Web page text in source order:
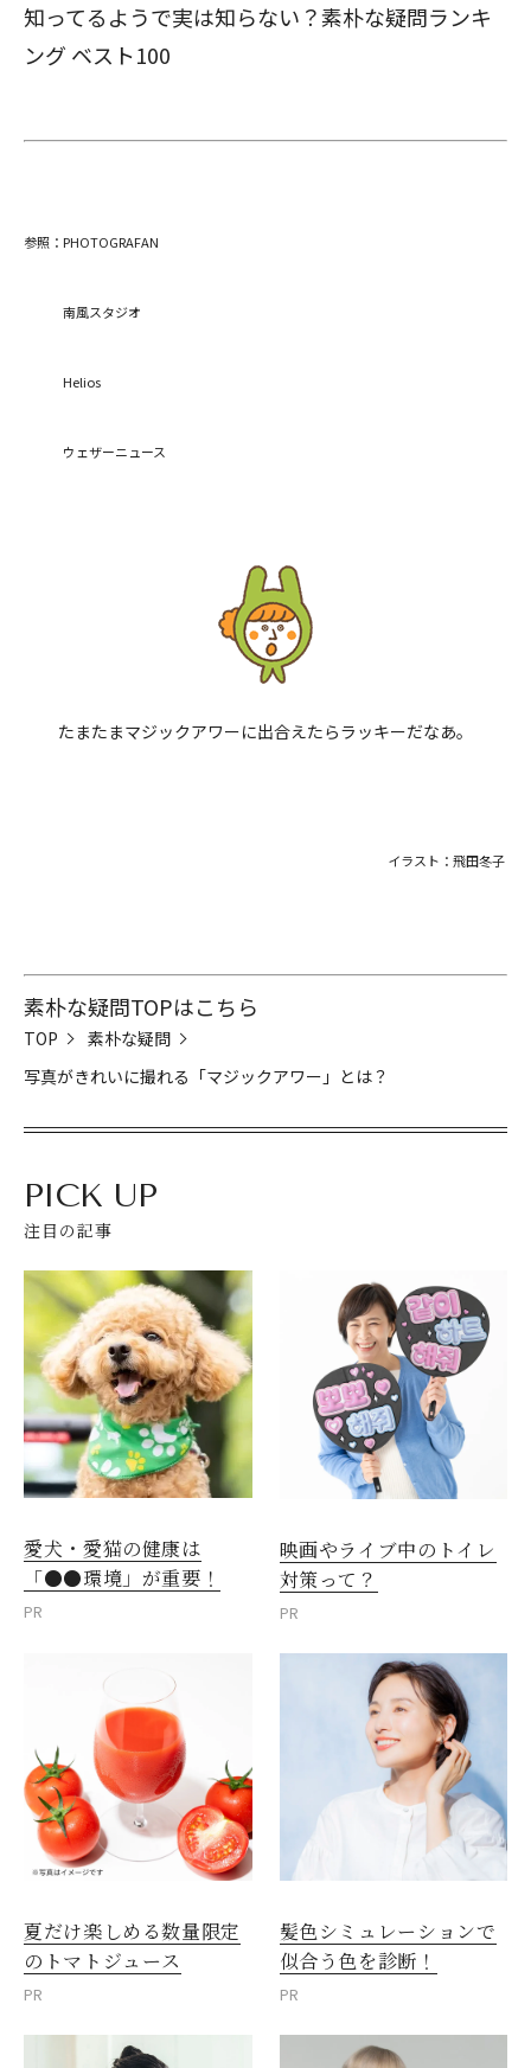
知ってるようで実は知らない？素朴な疑問ランキ
ング ベスト100
参照： PHOTOGRAFAN
南風スタジオ
Helios
ウェザーニュース
たまたまマジックアワーに出合えたらラッキーだなあ。
イラスト：飛田冬子
素朴な疑問TOPはこちら
TOP
素朴な疑問
写真がきれいに撮れる「マジックアワー」とは？
PICK UP
注目の記事
愛犬・愛猫の健康は
「●●環境」が重要！
PR
映画やライブ中のトイレ
対策って？
PR
夏だけ楽しめる数量限定
のトマトジュース
PR
髪色シミュレーションで
似合う色を診断！
PR